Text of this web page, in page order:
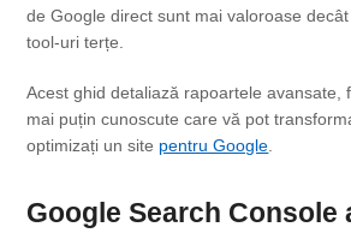
de Google direct sunt mai valoroase
tool-uri terțe.
Acest ghid detaliază rapoartele avansate,
mai puțin cunoscute care vă pot
optimizați un site pentru Google
Google Search Console